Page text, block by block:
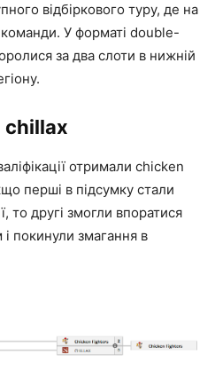
відбіркового туру, де на
У форматі double-
за два слоти в нижній
chillax
отримали chicken
перші в підсумку стали
то другі змогли впоратися
покинули змагання в